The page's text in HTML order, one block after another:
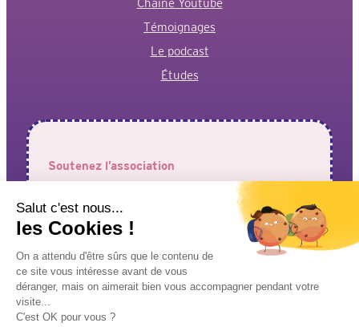
Témoignages
Le podcast
Études
Soutenez l’association
Votre aide est précieuse pour permettre à l’association de
faire entendre vos voix !
J’adhère à l’association Je fais un don